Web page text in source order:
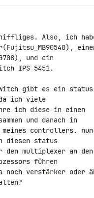
Also, ich
und ein
IPS 5451.
gibt es ein
da ich viele
ich diese in einen
und danach in
meines controllers.
diesen status
multiplexer an den
führen
noch verstärker oder